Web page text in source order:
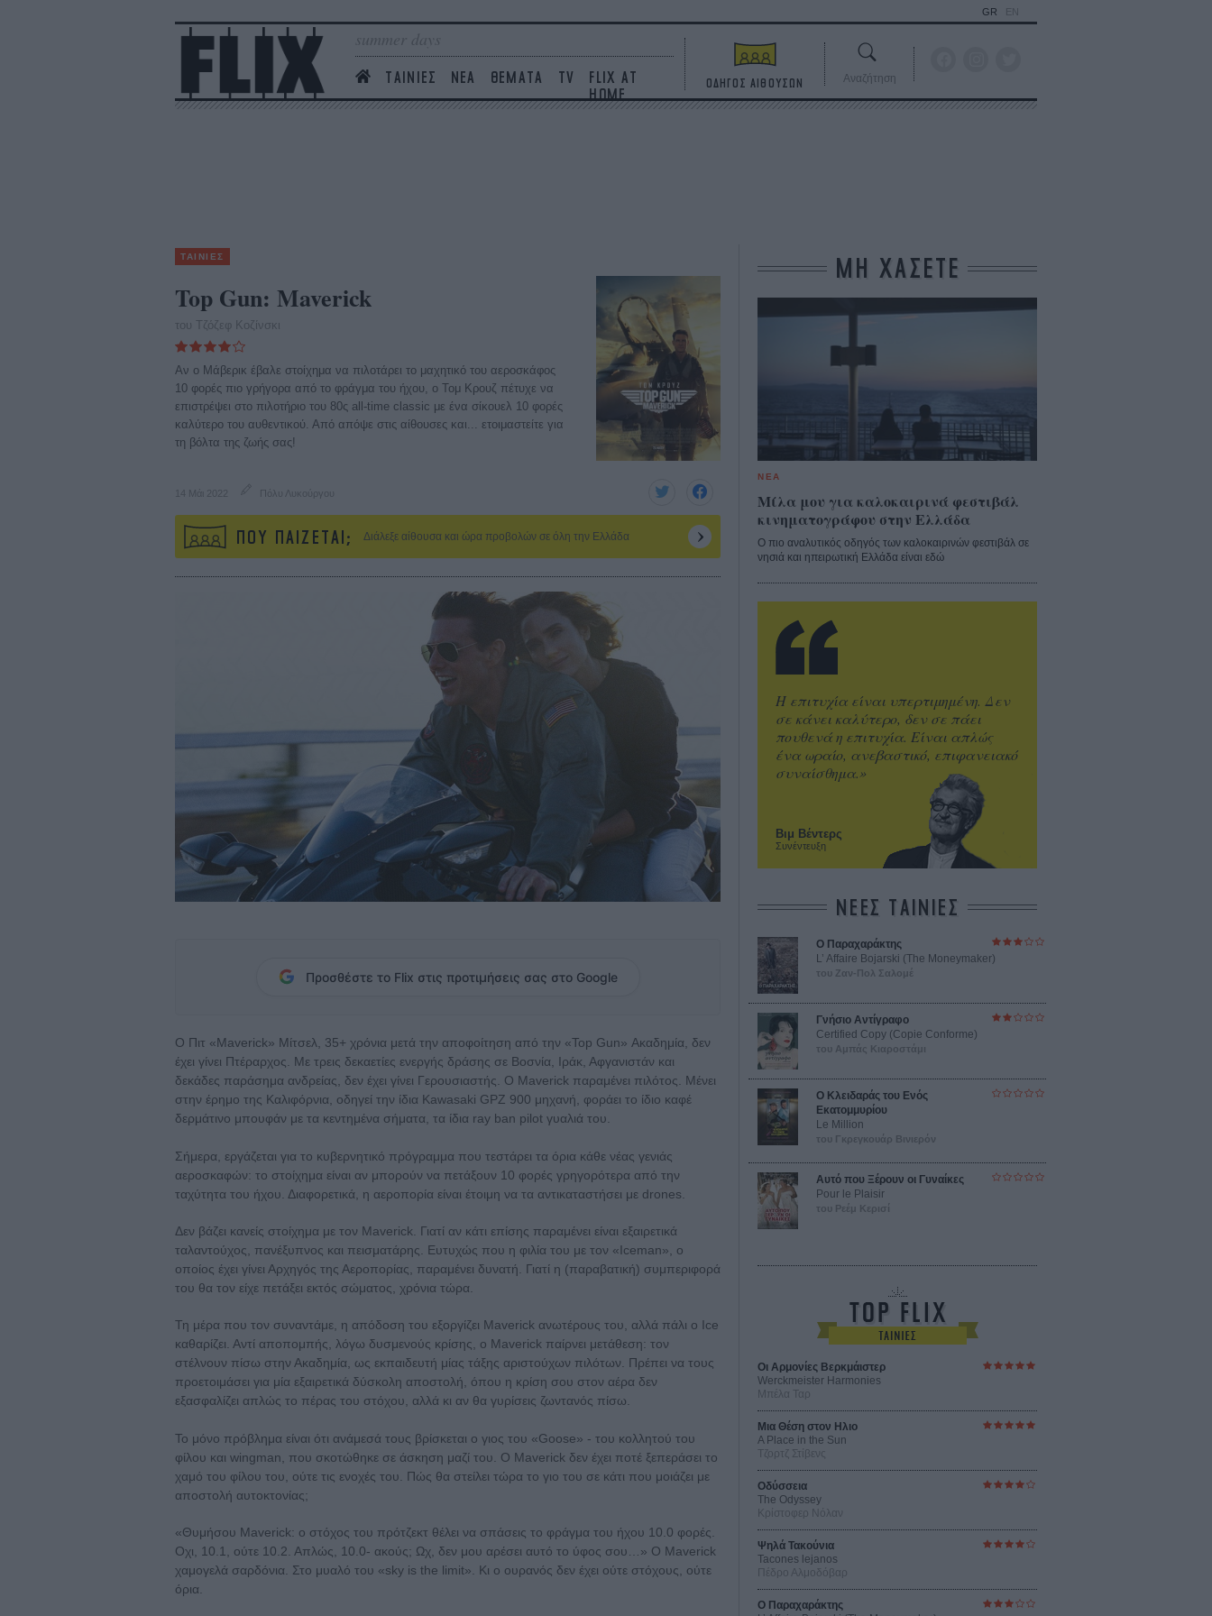
summer days
ΤΑΙΝΙΕΣ ΝΕΑ ΘΕΜΑΤΑ TV
FLIX AT
HOME
GR EN
ΟΔΗΓΟΣ ΑΙΘΟΥΣΩΝ Αναζήτηση
ΤΑΙΝΙΕΣ
Top Gun: Maverick
του Τζόζεφ Κοζίνσκι
Αν ο Μάβερικ έβαλε στοίχημα να πιλοτάρει το μαχητικό του αεροσκάφος
10 φορές πιο γρήγορα από το φράγμα του ήχου, ο Τομ Κρουζ πέτυχε να
επιστρέψει στο πιλοτήριο του 80ς all-time classic με ένα σίκουελ 10 φορές
καλύτερο του αυθεντικού. Από απόψε στις αίθουσες και... ετοιμαστείτε για
τη βόλτα της ζωής σας!
14 Μάι 2022 Πόλυ Λυκούργου
ΠΟΥ ΠΑΙΖΕΤΑΙ; Διάλεξε αίθουσα και ώρα προβολών σε όλη την Ελλάδα
Προσθέστε το Flix στις προτιμήσεις σας στο Google
O Πιτ «Maverick» Μίτσελ, 35+ χρόνια μετά την αποφοίτηση από την «Top Gun» Ακαδημία, δεν
έχει γίνει Πτέραρχος. Με τρεις δεκαετίες ενεργής δράσης σε Βοσνία, Ιράκ, Αφγανιστάν και
δεκάδες παράσημα ανδρείας, δεν έχει γίνει Γερουσιαστής. Ο Maverick παραμένει πιλότος. Μένει
στην έρημο της Καλιφόρνια, οδηγεί την ίδια Kawasaki GPZ 900 μηχανή, φοράει το ίδιο καφέ
δερμάτινο μπουφάν με τα κεντημένα σήματα, τα ίδια ray ban pilot γυαλιά του.
Σήμερα, εργάζεται για το κυβερνητικό πρόγραμμα που τεστάρει τα όρια κάθε νέας γενιάς
αεροσκαφών: το στοίχημα είναι αν μπορούν να πετάξουν 10 φορές γρηγορότερα από την
ταχύτητα του ήχου. Διαφορετικά, η αεροπορία είναι έτοιμη να τα αντικαταστήσει με drones.
Δεν βάζει κανείς στοίχημα με τον Maverick. Γιατί αν κάτι επίσης παραμένει είναι εξαιρετικά
ταλαντούχος, πανέξυπνος και πεισματάρης. Ευτυχώς που η φιλία του με τον «Iceman», ο
οποίος έχει γίνει Αρχηγός της Αεροπορίας, παραμένει δυνατή. Γιατί η (παραβατική) συμπεριφορά
του θα τον είχε πετάξει εκτός σώματος, χρόνια τώρα.
Τη μέρα που τον συναντάμε, η απόδοση του εξοργίζει Maverick ανωτέρους του, αλλά πάλι ο Ice
καθαρίζει. Αντί αποπομπής, λόγω δυσμενούς κρίσης, ο Maverick παίρνει μετάθεση: τον
στέλνουν πίσω στην Ακαδημία, ως εκπαιδευτή μίας τάξης αριστούχων πιλότων. Πρέπει να τους
προετοιμάσει για μία εξαιρετικά δύσκολη αποστολή, όπου η κρίση σου στον αέρα δεν
εξασφαλίζει απλώς το πέρας του στόχου, αλλά κι αν θα γυρίσεις ζωντανός πίσω.
Το μόνο πρόβλημα είναι ότι ανάμεσά τους βρίσκεται ο γιος του «Goose» - του κολλητού του
φίλου και wingman, που σκοτώθηκε σε άσκηση μαζί του. Ο Maverick δεν έχει ποτέ ξεπεράσει το
χαμό του φίλου του, ούτε τις ενοχές του. Πώς θα στείλει τώρα το γιο του σε κάτι που μοιάζει με
αποστολή αυτοκτονίας;
«Θυμήσου Maverick: ο στόχος του πρότζεκτ θέλει να σπάσεις το φράγμα του ήχου 10.0 φορές.
Οχι, 10.1, ούτε 10.2. Απλώς, 10.0- ακούς; Ωχ, δεν μου αρέσει αυτό το ύφος σου…» Ο Maverick
χαμογελά σαρδόνια. Στο μυαλό του «sky is the limit». Κι ο ουρανός δεν έχει ούτε στόχους, ούτε
όρια.
ΜΗ ΧΑΣΕΤΕ
ΝΕΑ
Μίλα μου για καλοκαιρινά φεστιβάλ
κινηματογράφου στην Ελλάδα
Ο πιο αναλυτικός οδηγός των καλοκαιρινών φεστιβάλ σε
νησιά και ηπειρωτική Ελλάδα είναι εδώ
Βιμ Βέντερς
Συνέντευξη
Η επιτυχία είναι υπερτιμημένη. Δεν
σε κάνει καλύτερο, δεν σε πάει
πουθενά η επιτυχία. Είναι απλώς
ένα ωραίο, ανεβαστικό, επιφανειακό
συναίσθημα.»
ΝΕΕΣ ΤΑΙΝΙΕΣ
Ο Παραχαράκτης
L’ Affaire Bojarski (The Moneymaker)
του Ζαν-Πολ Σαλομέ
Γνήσιο Αντίγραφο
Certified Copy (Copie Conforme)
του Αμπάς Κιαροστάμι
Ο Κλειδαράς του Ενός
Εκατομμυρίου
Le Million
του Γκρεγκουάρ Βινιερόν
Αυτό που Ξέρουν οι Γυναίκες
Pour le Plaisir
του Ρεέμ Κερισί
Οι Αρμονίες Βερκμάιστερ
Werckmeister Harmonies
Μπέλα Ταρ
Μια Θέση στον Ηλιο
A Place in the Sun
Τζορτζ Στίβενς
Οδύσσεια
The Odyssey
Κρίστοφερ Νόλαν
Ψηλά Τακούνια
Tacones lejanos
Πέδρο Αλμοδόβαρ
Ο Παραχαράκτης